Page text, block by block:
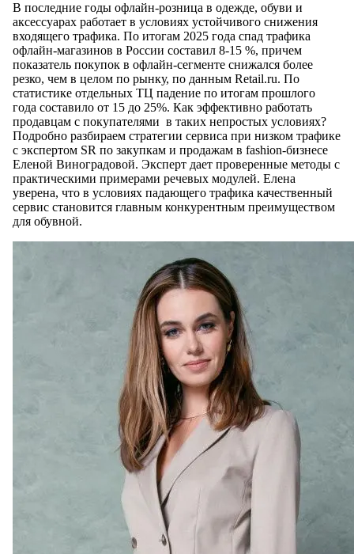
В последние годы офлайн-розница в одежде, обуви и
аксессуарах работает в условиях устойчивого снижения
входящего трафика. По итогам 2025 года спад трафика
офлайн-магазинов в России составил 8-15 %, причем
показатель покупок в офлайн-сегменте снижался более
резко, чем в целом по рынку, по данным Retail.ru. По
статистике отдельных ТЦ падение по итогам прошлого
года составило от 15 до 25%. Как эффективно работать
продавцам с покупателями в таких непростых условиях?
Подробно разбираем стратегии сервиса при низком трафике
с экспертом SR по закупкам и продажам в fashion-бизнесе
Еленой Виноградовой. Эксперт дает проверенные методы с
практическими примерами речевых модулей. Елена
уверена, что в условиях падающего трафика качественный
сервис становится главным конкурентным преимуществом
для обувной.